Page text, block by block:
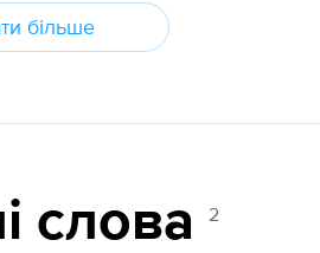
більше
cлова 2